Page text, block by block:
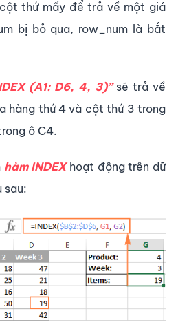
thứ mấy để trả về một giá
bị bỏ qua, row_num là bắt
(A1: D6, 4, 3)”sẽ trả về
hàng thứ 4 và cột thứ 3 trong
ô C4.
hàm INDEXhoạt động trên dữ
sau: